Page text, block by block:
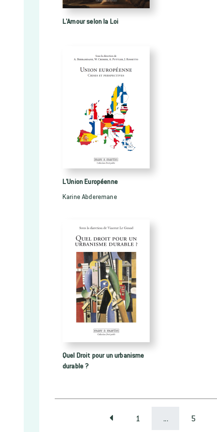
L'Amour selon la Loi
L'Union Européenne
Karine Abderemane
Quel Droit pour un urbanisme
durable ?
1 ... 5